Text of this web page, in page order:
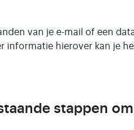
van je e-mail of een
informatie hierover kan je
stappen